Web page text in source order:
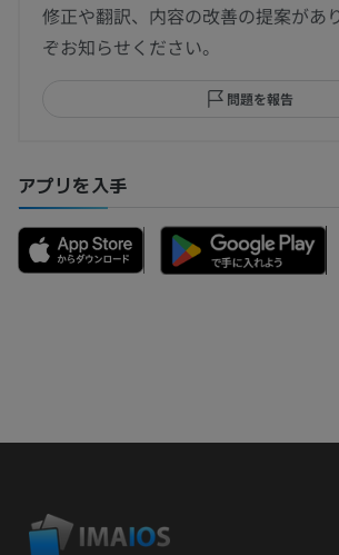
修正や翻訳、内容の改善の提案があ
ぞお知らせください。
問題を報告
アプリを入手